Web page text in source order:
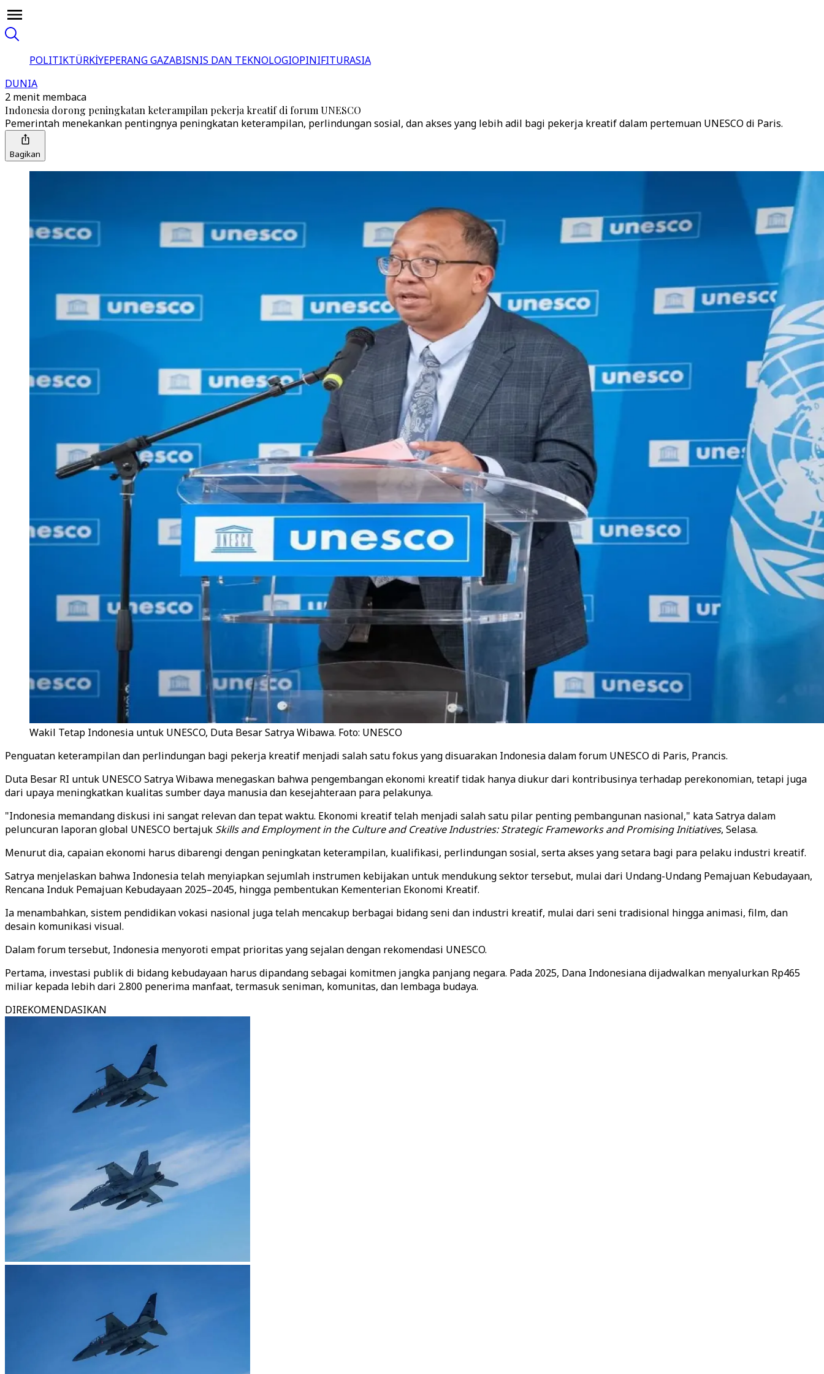
POLITIKTÜRKİYEPERANG GAZABISNIS DAN TEKNOLOGIOPINIFITURASIA
DUNIA
2 menit membaca
Indonesia dorong peningkatan keterampilan pekerja kreatif di forum UNESCO
Pemerintah menekankan pentingnya peningkatan keterampilan, perlindungan sosial, dan akses yang lebih adil bagi pekerja kreatif dalam pertemuan UNESCO di Paris.
Bagikan
Wakil Tetap Indonesia untuk UNESCO, Duta Besar Satrya Wibawa. Foto: UNESCO
Penguatan keterampilan dan perlindungan bagi pekerja kreatif menjadi salah satu fokus yang disuarakan Indonesia dalam forum UNESCO di Paris, Prancis.
Duta Besar RI untuk UNESCO Satrya Wibawa menegaskan bahwa pengembangan ekonomi kreatif tidak hanya diukur dari kontribusinya terhadap perekonomian, tetapi juga
dari upaya meningkatkan kualitas sumber daya manusia dan kesejahteraan para pelakunya.
"Indonesia memandang diskusi ini sangat relevan dan tepat waktu. Ekonomi kreatif telah menjadi salah satu pilar penting pembangunan nasional," kata Satrya dalam
peluncuran laporan global UNESCO bertajuk Skills and Employment in the Culture and Creative Industries: Strategic Frameworks and Promising Initiatives, Selasa.
Menurut dia, capaian ekonomi harus dibarengi dengan peningkatan keterampilan, kualifikasi, perlindungan sosial, serta akses yang setara bagi para pelaku industri kreatif.
Satrya menjelaskan bahwa Indonesia telah menyiapkan sejumlah instrumen kebijakan untuk mendukung sektor tersebut, mulai dari Undang-Undang Pemajuan Kebudayaan,
Rencana Induk Pemajuan Kebudayaan 2025–2045, hingga pembentukan Kementerian Ekonomi Kreatif.
Ia menambahkan, sistem pendidikan vokasi nasional juga telah mencakup berbagai bidang seni dan industri kreatif, mulai dari seni tradisional hingga animasi, film, dan
desain komunikasi visual.
Dalam forum tersebut, Indonesia menyoroti empat prioritas yang sejalan dengan rekomendasi UNESCO.
Pertama, investasi publik di bidang kebudayaan harus dipandang sebagai komitmen jangka panjang negara. Pada 2025, Dana Indonesiana dijadwalkan menyalurkan Rp465
miliar kepada lebih dari 2.800 penerima manfaat, termasuk seniman, komunitas, dan lembaga budaya.
DIREKOMENDASIKAN